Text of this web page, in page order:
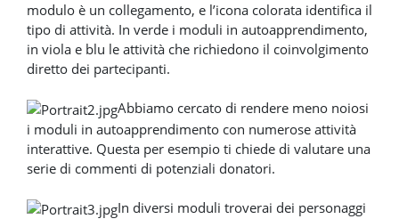
modulo è un collegamento, e l’icona colorata identifica il
tipo di attività. In verde i moduli in autoapprendimento,
in viola e blu le attività che richiedono il coinvolgimento
diretto dei partecipanti.
Abbiamo cercato di rendere meno noiosi
i moduli in autoapprendimento con numerose attività
interattive. Questa per esempio ti chiede di valutare una
serie di commenti di potenziali donatori.
In diversi moduli troverai dei personaggi